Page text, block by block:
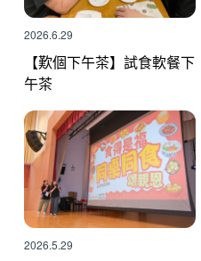
2026.6.29
【歎個下午茶】試食軟餐下
午茶
2026.5.29